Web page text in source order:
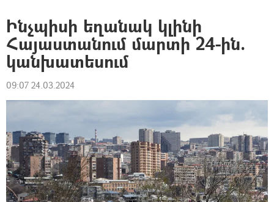
Ինչպիսի եղանակ կլինի
Հայաստանում մարտի 24-ին.
կանխատեսում
09:07 24.03.2024